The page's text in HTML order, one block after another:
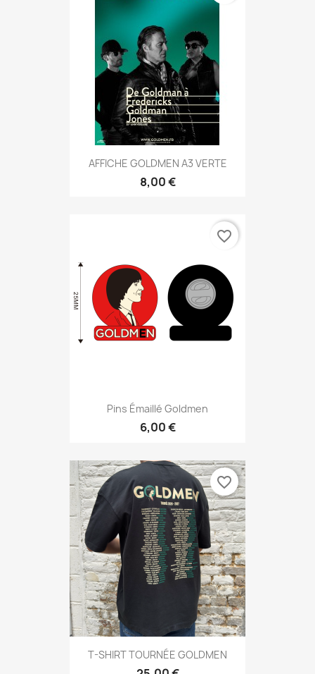
AFFICHE GOLDMEN A3 VERTE
8,00 €
Pins Émaillé Goldmen
6,00 €
favorite_border
T-SHIRT TOURNÉE GOLDMEN
favorite_border